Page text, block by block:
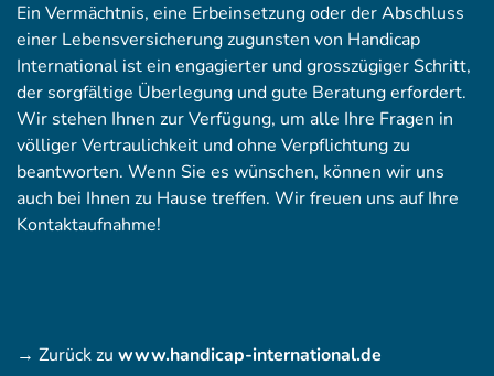
Ein Vermächtnis, eine Erbeinsetzung oder der Abschluss
einer Lebensversicherung zugunsten von Handicap
International ist ein engagierter und grosszügiger Schritt,
der sorgfältige Überlegung und gute Beratung erfordert.
Wir stehen Ihnen zur Verfügung, um alle Ihre Fragen in
völliger Vertraulichkeit und ohne Verpflichtung zu
beantworten. Wenn Sie es wünschen, können wir uns
auch bei Ihnen zu Hause treffen. Wir freuen uns auf Ihre
Kontaktaufnahme!
→ Zurück zu www.handicap-international.de